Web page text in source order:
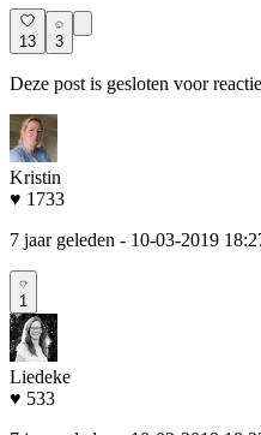
13 3
Deze post is gesloten voor
Kristin
♥ 1733
7 jaar geleden - 10-03-2019
1
Liedeke
♥ 533